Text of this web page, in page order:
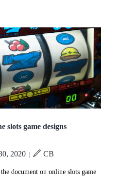
slots game designs
2020 | CB
document on online slots game